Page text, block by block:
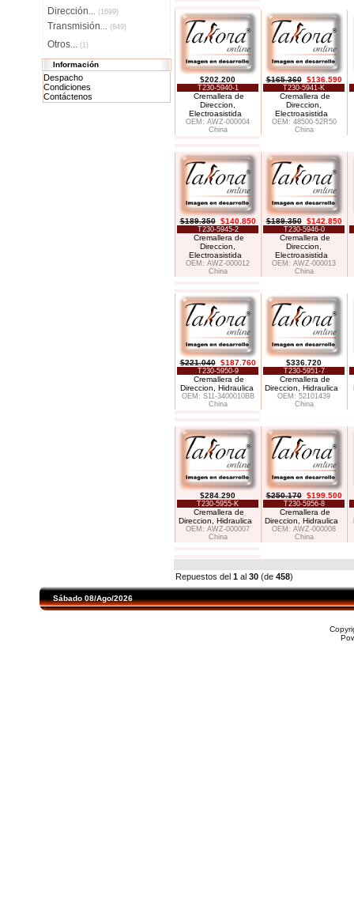
Dirección... (1699)
Transmisión... (849)
Otros... (1)
Información
Despacho
Condiciones
Contáctenos
$202.200
T230-5940-1
Cremallera de
Direccion,
Electroasistida
OEM: AWZ-000004
China
$165.360 $136.590
T230-5941-K
Cremallera de
Direccion,
Electroasistida
OEM: 48500-52R50
China
$189.350 $140.850
T230-5945-2
Cremallera de
Direccion,
Electroasistida
OEM: AWZ-000012
China
$189.350 $142.850
T230-5946-0
Cremallera de
Direccion,
Electroasistida
OEM: AWZ-000013
China
$221.040 $187.760
T230-5950-9
Cremallera de
Direccion, Hidraulica
OEM: S11-3400010BB
China
$336.720
T230-5951-7
Cremallera de
Direccion, Hidraulica
OEM: 52101439
China
$284.290
T230-5955-K
Cremallera de
Direccion, Hidraulica
OEM: AWZ-000007
China
$250.170 $199.500
T230-5956-8
Cremallera de
Direccion, Hidraulica
OEM: AWZ-000008
China
Repuestos del 1 al 30 (de 458)
Sábado 08/Ago/2026